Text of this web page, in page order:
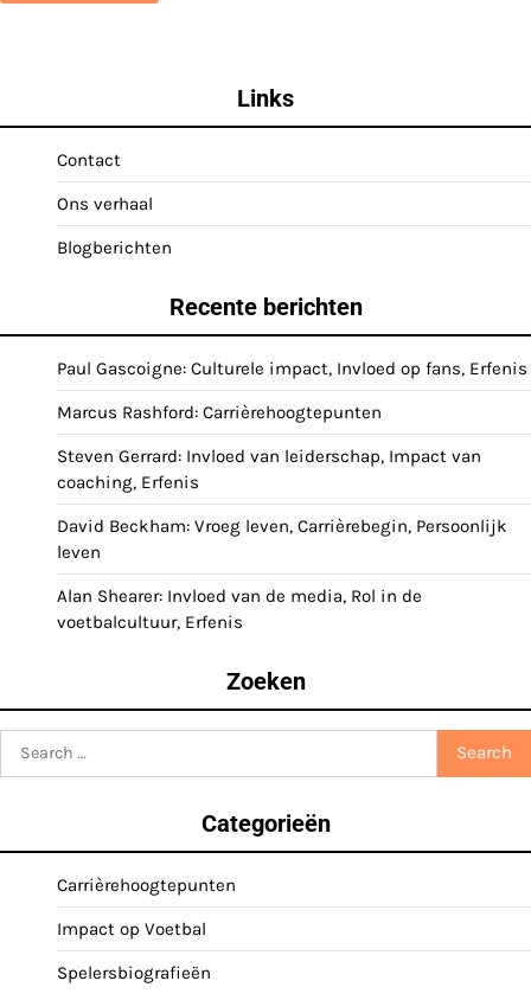
Links
Contact
Ons verhaal
Blogberichten
Recente berichten
Paul Gascoigne: Culturele impact, Invloed op fans, Erfenis
Marcus Rashford: Carrièrehoogtepunten
Steven Gerrard: Invloed van leiderschap, Impact van
coaching, Erfenis
David Beckham: Vroeg leven, Carrièrebegin, Persoonlijk
leven
Alan Shearer: Invloed van de media, Rol in de
voetbalcultuur, Erfenis
Zoeken
Categorieën
Carrièrehoogtepunten
Impact op Voetbal
Spelersbiografieën